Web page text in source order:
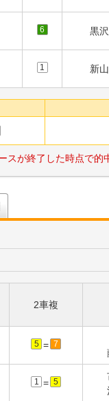
6 黒
1 新
が終了した時点で的
2車複
5 = 7
1 = 5